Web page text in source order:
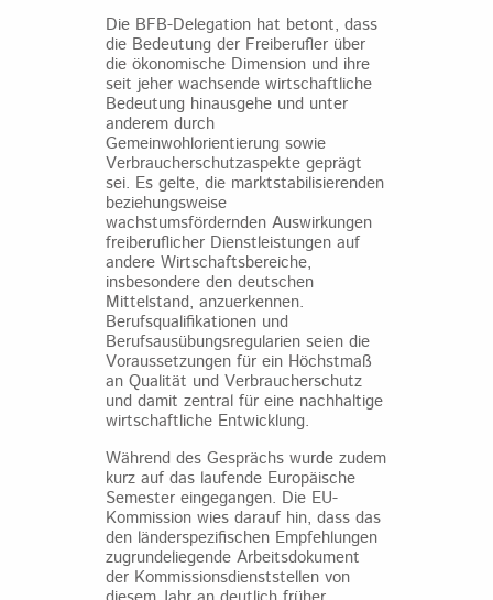
Die BFB-Delegation hat betont, dass
die Bedeutung der Freiberufler über
die ökonomische Dimension und ihre
seit jeher wachsende wirtschaftliche
Bedeutung hinausgehe und unter
anderem durch
Gemeinwohlorientierung sowie
Verbraucherschutzaspekte geprägt
sei. Es gelte, die marktstabilisierenden
beziehungsweise
wachstumsfördernden Auswirkungen
freiberuflicher Dienstleistungen auf
andere Wirtschaftsbereiche,
insbesondere den deutschen
Mittelstand, anzuerkennen.
Berufsqualifikationen und
Berufsausübungsregularien seien die
Voraussetzungen für ein Höchstmaß
an Qualität und Verbraucherschutz
und damit zentral für eine nachhaltige
wirtschaftliche Entwicklung.
Während des Gesprächs wurde zudem
kurz auf das laufende Europäische
Semester eingegangen. Die EU-
Kommission wies darauf hin, dass das
den länderspezifischen Empfehlungen
zugrundeliegende Arbeitsdokument
der Kommissionsdienststellen von